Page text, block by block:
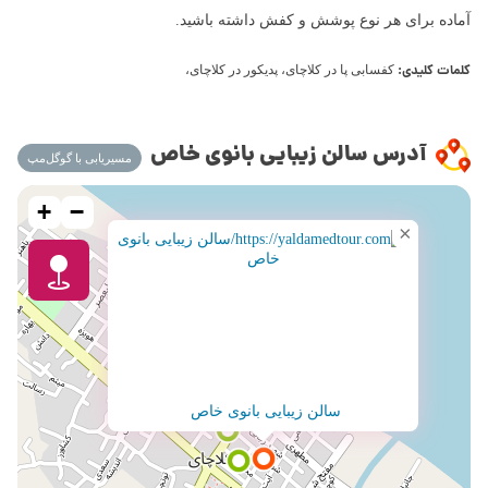
آماده برای هر نوع پوشش و کفش داشته باشید.
کلمات کلیدی: کفسابی پا در کلاچای، پدیکور در کلاچای،
آدرس سالن زیبایی بانوی خاص مسیریابی با گوگل‌مپ
سالن زیبایی بانوی خاص
×
+ −